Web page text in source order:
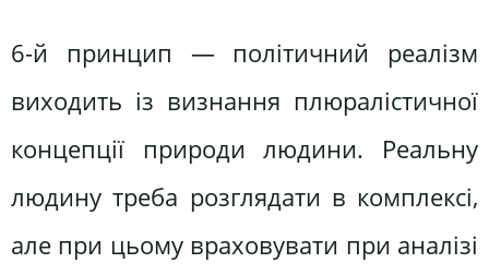
6-й принцип — політичний реалізм
виходить із визнання плюралістичної
концепції природи людини. Реальну
людину треба розглядати в комплексі,
але при цьому враховувати при аналізі